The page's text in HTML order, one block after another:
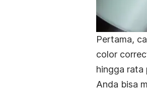
Pertama,
color
hingga rata
Anda bisa